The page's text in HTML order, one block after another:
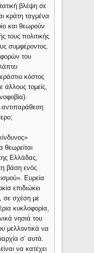
βλέψη σε
κράτη ταγμένα
και θεωρούν
τους πολιτικής
συμφέροντος.
του
κόστος
τομείς,
θεωρείται
Ελλάδας,
βάση ενός
Ευρεία
επιδιώκει
σε σχέση με
κυκλοφορία,
νησιά του
μελλοντικά να
σ’ αυτά.
να κατέχει